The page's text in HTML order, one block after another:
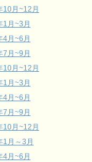
10月~12月
1月~3月
4月~6月
7月~9月
10月~12月
1月~3月
4月~6月
7月~9月
10月~12月
1月～3月
4月~6月